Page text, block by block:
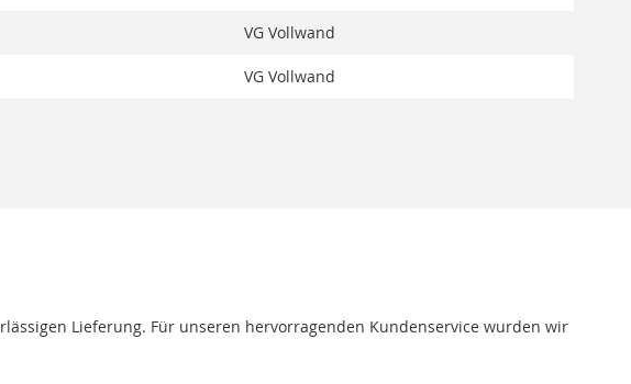
VG Vollwand
VG Vollwand
Lieferung. Für unseren hervorragenden Kundenservice wurden wir